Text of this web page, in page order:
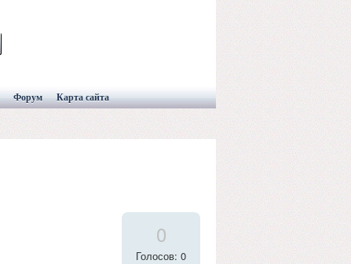
Форум Карта сайта
0
Голосов: 0